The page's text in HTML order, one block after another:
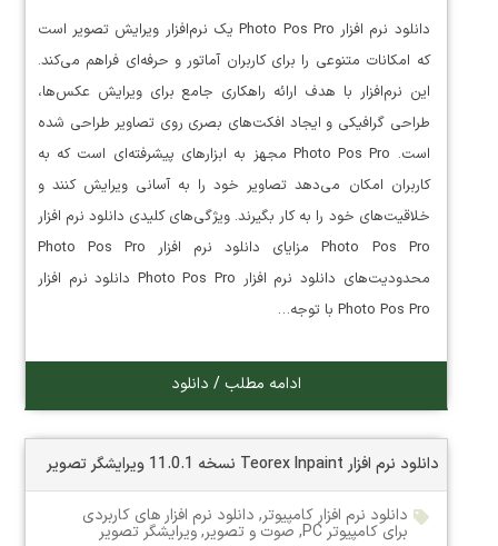
دانلود نرم افزار Photo Pos Pro یک نرم‌افزار ویرایش تصویر است
که امکانات متنوعی را برای کاربران آماتور و حرفه‌ای فراهم می‌کند.
این نرم‌افزار با هدف ارائه راهکاری جامع برای ویرایش عکس‌ها،
طراحی گرافیکی و ایجاد افکت‌های بصری روی تصاویر طراحی شده
است. Photo Pos Pro مجهز به ابزارهای پیشرفته‌ای است که به
کاربران امکان می‌دهد تصاویر خود را به آسانی ویرایش کنند و
خلاقیت‌های خود را به کار بگیرند. ویژگی‌های کلیدی دانلود نرم افزار
Photo Pos Pro مزایای دانلود نرم افزار Photo Pos Pro
محدودیت‌های دانلود نرم افزار Photo Pos Pro دانلود نرم افزار
Photo Pos Pro با توجه…
ادامه مطلب / دانلود
دانلود نرم افزار Teorex Inpaint نسخه 11.0.1 ویرایشگر تصویر
دانلود نرم افزار کامپیوتر, دانلود نرم افزار های کاربردی
برای کامپیوتر PC , صوت و تصویر,ویرایشگر تصویر